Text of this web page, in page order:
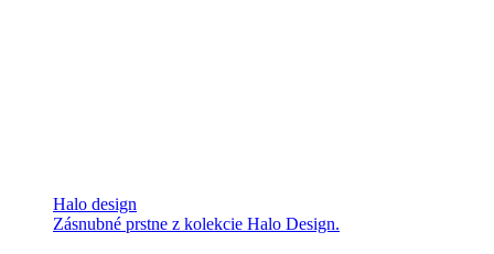
Halo design
Zásnubné prstne z kolekcie Halo Design.